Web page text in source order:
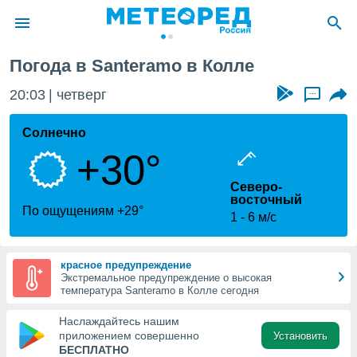
о
Вы можете
к этому
доступ
Погода в Santeramo в Колле
20:03 четверг ...
Солнечно
+30°
По ощущениям +29°
Северо-
восточный
1
6 м/с
красное предупреждение
Экстремальное предупреждение о высокая
температура Santeramo в Колле сегодня
Наслаждайтесь нашим
приложением совершенно
БЕСПЛАТНО
Установить